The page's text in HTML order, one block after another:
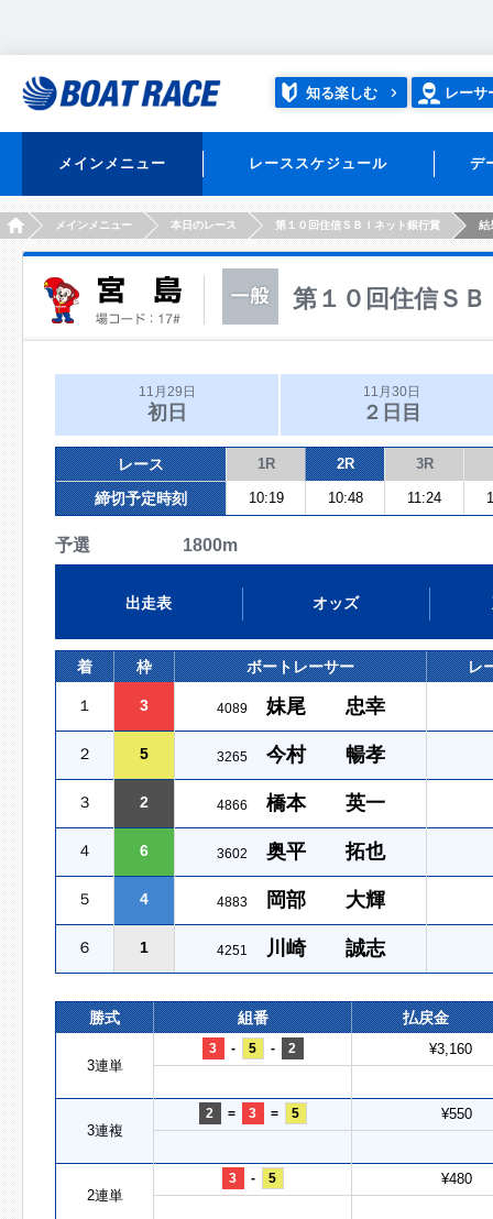
知る楽しむ レーサ
メインメニュー レーススケジュール デ
HOMEメインメニュー 本日のレース 第１０回住信ＳＢＩネット銀行賞 結
第１０回住信Ｓ
11月29日
初日
11月30日
２日目
レース 1R 2R 3R
締切予定時刻 10:19 10:48 11:24
予選 1800m
出走表 オッズ
着 枠 ボートレーサー レ
１ 3 4089 妹尾 忠幸
２ 5 3265 今村 暢孝
３ 2 4866 橋本 英一
４ 6 3602 奥平 拓也
５ 4 4883 岡部 大輝
６ 1 4251 川崎 誠志
勝式 組番 払戻金
3連単
3 - 5 - 2 ¥3,160
3連複
2 = 3 = 5 ¥550
2連単
3 - 5 ¥480